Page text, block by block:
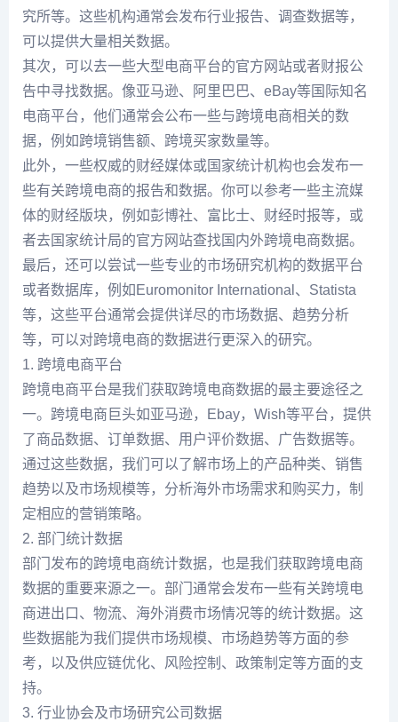
究所等。这些机构通常会发布行业报告、调查数据等，
可以提供大量相关数据。
其次，可以去一些大型电商平台的官方网站或者财报公
告中寻找数据。像亚马逊、阿里巴巴、eBay等国际知名
电商平台，他们通常会公布一些与跨境电商相关的数
据，例如跨境销售额、跨境买家数量等。
此外，一些权威的财经媒体或国家统计机构也会发布一
些有关跨境电商的报告和数据。你可以参考一些主流媒
体的财经版块，例如彭博社、富比士、财经时报等，或
者去国家统计局的官方网站查找国内外跨境电商数据。
最后，还可以尝试一些专业的市场研究机构的数据平台
或者数据库，例如Euromonitor International、Statista
等，这些平台通常会提供详尽的市场数据、趋势分析
等，可以对跨境电商的数据进行更深入的研究。
1. 跨境电商平台
跨境电商平台是我们获取跨境电商数据的最主要途径之
一。跨境电商巨头如亚马逊，Ebay，Wish等平台，提供
了商品数据、订单数据、用户评价数据、广告数据等。
通过这些数据，我们可以了解市场上的产品种类、销售
趋势以及市场规模等，分析海外市场需求和购买力，制
定相应的营销策略。
2. 部门统计数据
部门发布的跨境电商统计数据，也是我们获取跨境电商
数据的重要来源之一。部门通常会发布一些有关跨境电
商进出口、物流、海外消费市场情况等的统计数据。这
些数据能为我们提供市场规模、市场趋势等方面的参
考，以及供应链优化、风险控制、政策制定等方面的支
持。
3. 行业协会及市场研究公司数据